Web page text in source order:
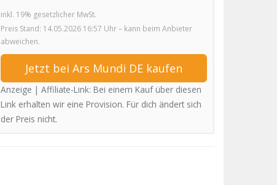
inkl. 19% gesetzlicher MwSt.
Preis Stand: 14.05.2026 16:57 Uhr – kann beim Anbieter
abweichen.
Jetzt bei Ars Mundi DE kaufen
Anzeige | Affiliate-Link: Bei einem Kauf über diesen
Link erhalten wir eine Provision. Für dich ändert sich
der Preis nicht.